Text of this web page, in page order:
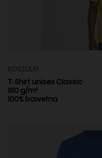
T‑Shirt unisex Classic
180 g/m²
100% bawełna